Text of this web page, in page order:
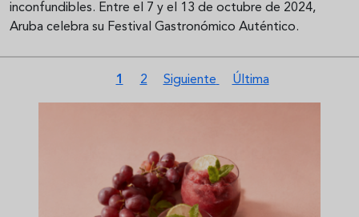
inconfundibles. Entre el 7 y el 13 de octubre de 2024,
Aruba celebra su Festival Gastronómico Auténtico.
Página actual
1 Página
2 Siguiente página
Siguiente Última página
Última